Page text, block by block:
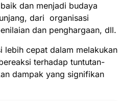
dan menjadi budaya
dari organisasi
dan penghargaan, dll.
lebih cepat dalam melakukan
terhadap tuntutan-
dampak yang signifikan